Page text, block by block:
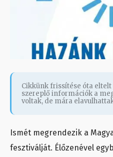
Cikkünk frissítése óta eltelt
szereplő információk a
voltak, de mára
Ismét megrendezik a
fesztiválját. Élőzenével